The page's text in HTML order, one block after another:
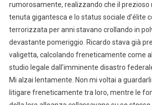
rumorosamente, realizzando che il prezioso
tenuta gigantesca e lo status sociale d’élite
terrorizzata per anni stavano crollando in
devastante pomeriggio. Ricardo stava già
valigetta, calcolando freneticamente come
studio legale dall’imminente disastro
Mi alzai lentamente. Non mi voltai a
litigare freneticamente tra loro, mentre le